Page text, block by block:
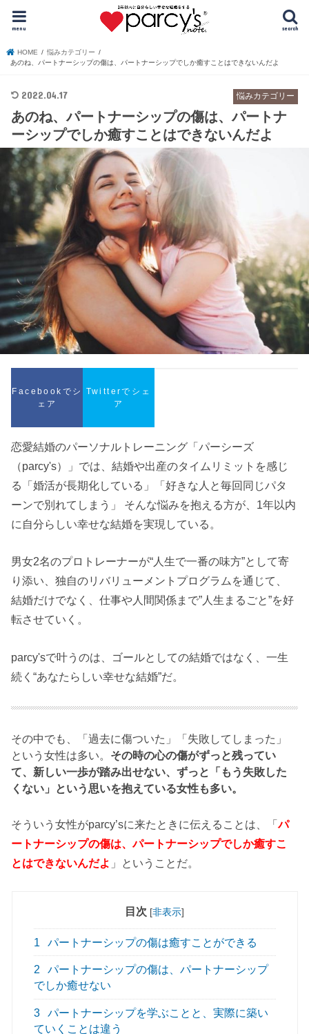
search
menu
HOME
悩みカテゴリー
あのね、パートナーシップの傷は、パートナーシップでしか癒すことはできないんだよ
悩みカテゴリー
2022.04.17
あのね、パートナーシップの傷は、パートナ
ーシップでしか癒すことはできないんだよ
Facebookでシ
ェア
Twitterでシェ
ア
恋愛結婚のパーソナルトレーニング「パーシーズ
（parcy's）」では、結婚や出産のタイムリミットを感じ
る「婚活が長期化している」「好きな人と毎回同じパタ
ーンで別れてしまう」 そんな悩みを抱える方が、1年以内
に自分らしい幸せな結婚を実現している。
男女2名のプロトレーナーが“人生で一番の味方”として寄
り添い、独自のリバリューメントプログラムを通じて、
結婚だけでなく、仕事や人間関係まで”人生まるごと”を好
転させていく。
parcy'sで叶うのは、ゴールとしての結婚ではなく、一生
続く“あなたらしい幸せな結婚”だ。
その中でも、「過去に傷ついた」「失敗してしまった」
という女性は多い。 その時の心の傷がずっと残ってい
て、新しい一歩が踏み出せない、ずっと「もう失敗した
くない」という思いを抱えている女性も多い。
そういう女性がparcy’sに来たときに伝えることは、「パ
ートナーシップの傷は、パートナーシップでしか癒すこ
とはできないんだよ 」ということだ。
目次 [非表示]
1 パートナーシップの傷は癒すことができる
2
パートナーシップの傷は、パートナーシップ
でしか癒せない
3
パートナーシップを学ぶことと、実際に築い
ていくことは違う